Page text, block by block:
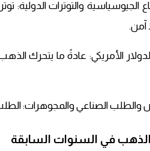
الجيوسياسية والتوترات
آمن.
الأمريكي: عادةً ما يتحرك
والطلب الصناعي والمجوهرات:
الذهب في السنوات السابقة